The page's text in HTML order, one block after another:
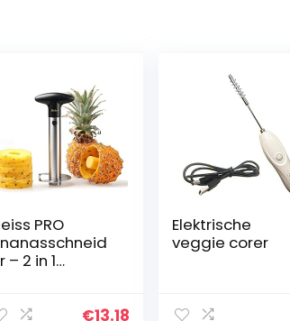
PRO
– 2 in 1
& Schäler –
€13.18
Elektrische
veggie corer